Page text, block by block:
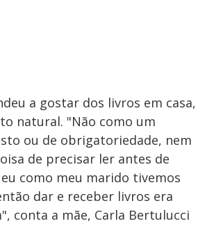
a gostar dos livros em casa,
natural. "Não como um
ou de obrigatoriedade, nem
de precisar ler antes de
como meu marido tivemos
dar e receber livros era
conta a mãe, Carla Bertulucci